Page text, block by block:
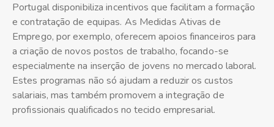
Portugal disponibiliza incentivos que facilitam a formação
e contratação de equipas. As Medidas Ativas de
Emprego, por exemplo, oferecem apoios financeiros para
a criação de novos postos de trabalho, focando-se
especialmente na inserção de jovens no mercado laboral.
Estes programas não só ajudam a reduzir os custos
salariais, mas também promovem a integração de
profissionais qualificados no tecido empresarial.